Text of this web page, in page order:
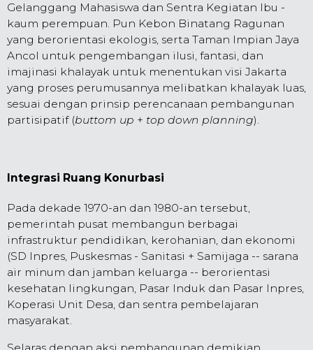
Gelanggang Mahasiswa dan Sentra Kegiatan Ibu -
kaum perempuan. Pun Kebon Binatang Ragunan
yang berorientasi ekologis, serta Taman Impian Jaya
Ancol untuk pengembangan ilusi, fantasi, dan
imajinasi khalayak untuk menentukan visi Jakarta
yang proses perumusannya melibatkan khalayak luas,
sesuai dengan prinsip perencanaan pembangunan
partisipatif (buttom up + top down planning).
Integrasi Ruang Konurbasi
Pada dekade 1970-an dan 1980-an tersebut,
pemerintah pusat membangun berbagai
infrastruktur pendidikan, kerohanian, dan ekonomi
(SD Inpres, Puskesmas - Sanitasi + Samijaga -- sarana
air minum dan jamban keluarga -- berorientasi
kesehatan lingkungan, Pasar Induk dan Pasar Inpres,
Koperasi Unit Desa, dan sentra pembelajaran
masyarakat.